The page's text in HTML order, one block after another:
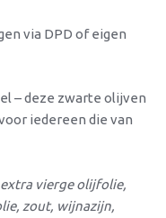
via DPD of eigen
– deze zwarte olijven
iedereen die van
vierge olijfolie,
zout, wijnazijn,